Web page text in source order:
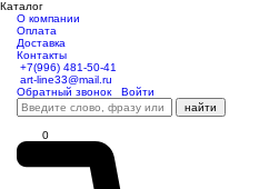
О компании
Оплата
Доставка
Контакты
+7(996) 481-50-41
art-line33@mail.ru
Обратный звонок
Войти
Каталог
найти
0